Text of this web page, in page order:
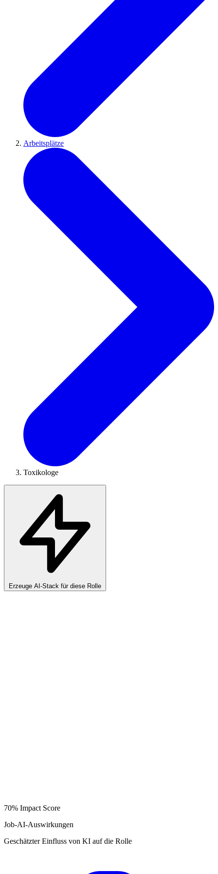
Arbeitsplätze
Toxikologe
Erzeuge AI-Stack für diese Rolle
70% Impact Score
Job-AI-Auswirkungen
Geschätzter Einfluss von KI auf die Rolle